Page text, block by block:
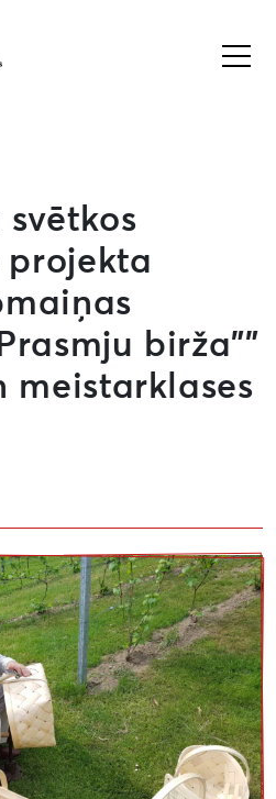
svētkos
projekta
birža””
meistarklases